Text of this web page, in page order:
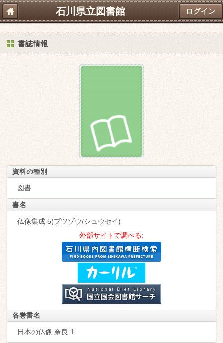
石川県立図書館 ログイン
書誌情報
資料の種別
図書
書名
仏像集成 5(ブツゾウ/シュウセイ)
外部サイトで調べる:
各巻書名
日本の仏像 奈良 1